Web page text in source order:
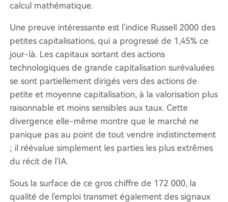
calcul mathématique.
Une preuve intéressante est l'indice Russell 2000 des
petites capitalisations, qui a progressé de 1,45% ce
jour-là. Les capitaux sortant des actions
technologiques de grande capitalisation surévaluées
se sont partiellement dirigés vers des actions de
petite et moyenne capitalisation, à la valorisation plus
raisonnable et moins sensibles aux taux. Cette
divergence elle-même montre que le marché ne
panique pas au point de tout vendre indistinctement
; il réévalue simplement les parties les plus extrêmes
du récit de l'IA.
Sous la surface de ce gros chiffre de 172 000, la
qualité de l'emploi transmet également des signaux